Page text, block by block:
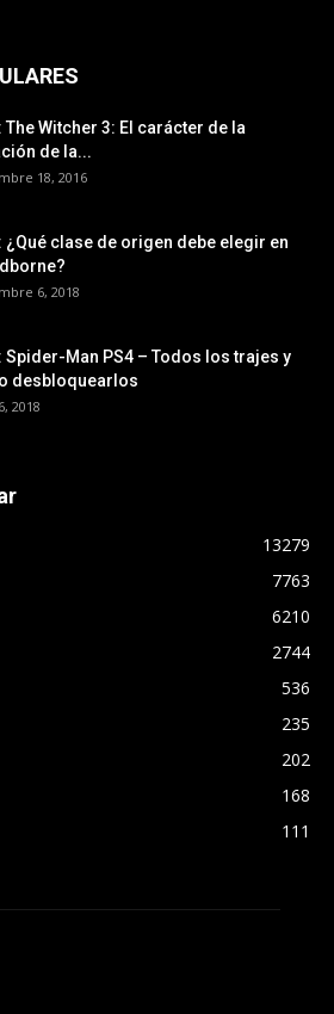
The Witcher 3: El carácter de la
de la...
18, 2016
¿Qué clase de origen debe elegir en
6, 2018
Spider-Man PS4 – Todos los trajes y
desbloquearlos
2018
13279
7763
6210
2744
536
235
202
168
111